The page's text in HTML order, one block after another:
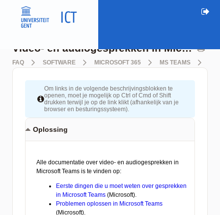
Video- en audiogesprekken in Microsoft Teams
FAQ SOFTWARE MICROSOFT 365 MS TEAMS
Om links in de volgende beschrijvingsblokken te
openen, moet je mogelijk op Ctrl of Cmd of Shift
drukken terwijl je op de link klikt (afhankelijk van je
browser en besturingssysteem).
Oplossing